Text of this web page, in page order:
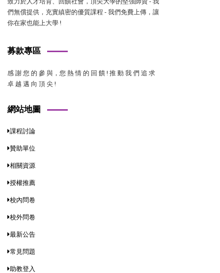
們無償提供，充實縝密的優質課程 - 我們免費上傳，讓
你在家也能上大學 !
募款專區
感 謝 您 的 參 與，您 熱 情 的 回 饋 ! 推 動 我 們 追 求
卓 越 邁 向 頂 尖 !
網站地圖
課程討論
贊助單位
相關資源
授權推薦
校內問卷
校外問卷
最新公告
常見問題
助教登入